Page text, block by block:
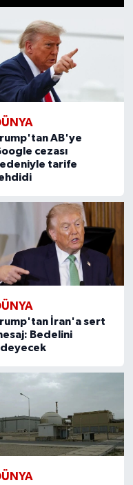
AB'ye
cezası
tarife
İran'a sert
Bedelini